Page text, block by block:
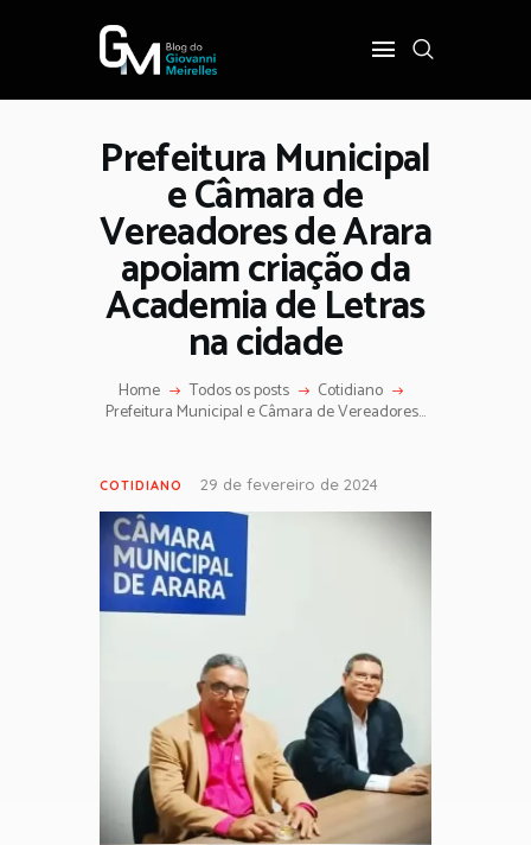
Prefeitura Municipal
e Câmara de
Vereadores de Arara
apoiam criação da
Academia de Letras
na cidade
Home Todos os posts Cotidiano
Prefeitura Municipal e Câmara de Vereadores...
INÍCIO
POLÍTICA
COTIDIANO
OPINIÃO
PODER
COTIDIANO 29 de fevereiro de 2024